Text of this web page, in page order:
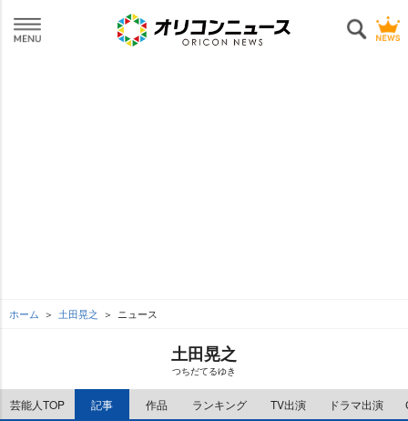
ホーム 土田晃之 ニュース
土田晃之
つちだてるゆき
芸能人TOP 記事 作品 ランキング TV出演 ドラマ出演